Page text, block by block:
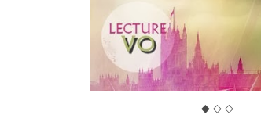
◆ ◇ ◇